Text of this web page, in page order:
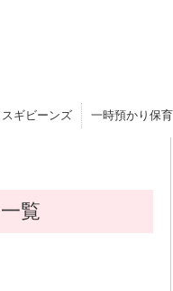
ギビーンズ 一時預かり保育
覧